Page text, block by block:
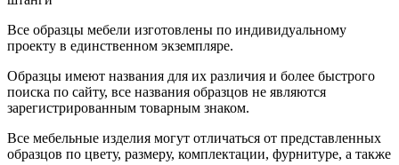
Все образцы мебели изготовлены по индивидуальному
проекту в единственном экземпляре.
Образцы имеют названия для их различия и более быстрого
поиска по сайту, все названия образцов не являются
зарегистрированным товарным знаком.
Все мебельные изделия могут отличаться от представленных
образцов по цвету, размеру, комплектации, фурнитуре, а также